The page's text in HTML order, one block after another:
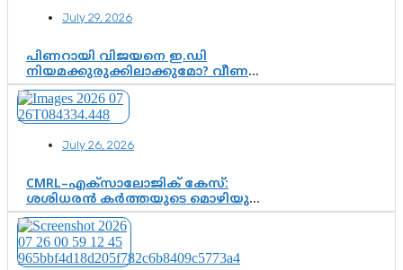
ശോഭാ സുരേന്ദ്രൻ..
July 29, 2026
പിണറായി വിജയനെ ഇ.ഡി
നിയമക്കുരുക്കിലാക്കുമോ? വീണ
വിജയൻ മാപ്പുസാക്ഷിയാകുമോ?
കർത്തയുടെ മൊഴി നിർണായക
വഴിത്തിരിവാകുമോ?
July 26, 2026
CMRL–എക്‌സാലോജിക് കേസ്:
ശശിധരൻ കർത്തയുടെ മൊഴിയുടെ
അടിസ്ഥാനത്തിൽ പിണറായി
വിജയനെ ചോദ്യം ചെയ്യുന്നതിൽ ഉടൻ
തീരുമാനം; വീണയ്‌ക്കെതിരെ
കൂടുതൽ തെളിവുകൾ പരിശോധിച്ച്